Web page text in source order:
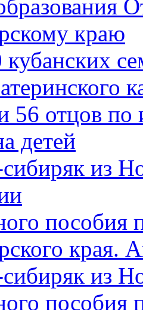
краю
кубанских
56 отцов по
детей
из
пособия
края.
из
пособия